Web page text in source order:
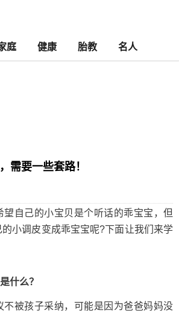
庭 健康 胎教 名人
需要一些套路！
自己的小宝贝是个听话的乖宝宝，但
小调皮变成乖宝宝呢?下面让我们来学
什么？
被孩子采纳，可能是因为爸爸妈妈没